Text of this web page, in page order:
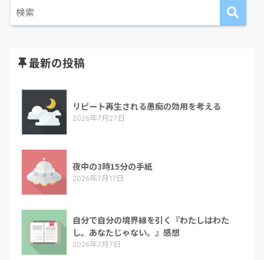
最新の投稿
リピート再生される愚痴の効用を考える
2026年7月27日
夜中の3時15分の手紙
2026年7月17日
自分で自分の境界線を引く『わたしはわた
し。あなたじゃない。』感想
2026年7月7日